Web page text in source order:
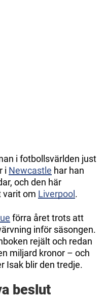
i fotbollsvärlden just
i Newcastle har han
och den här
varit om Liverpool .
förra året trots att
inför säsongen.
rejält och redan
miljard kronor – och
Isak blir den tredje.
beslut